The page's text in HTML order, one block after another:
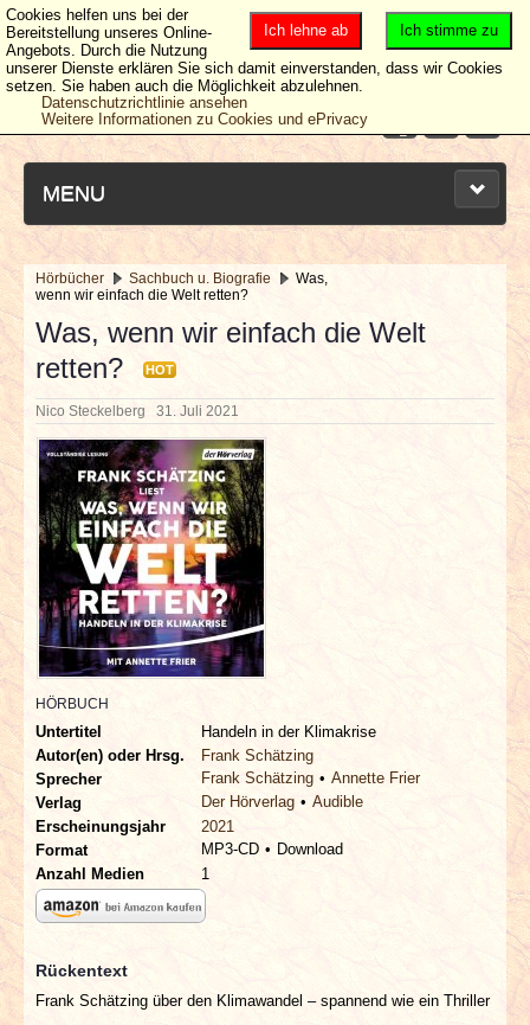
MENU
NEUESTE ARTIKEL
NEWS & DATES
BERICHTE
VERLOSUNGEN
INTERVIEWS
SPECIALS
REDAKTION
LINKS
ARCHIV
Hörbücher Sachbuch u. Biografie
Was,
wenn wir einfach die Welt retten?
Was, wenn wir einfach die Welt
retten?
HOT
Nico Steckelberg 31. Juli 2021
HÖRBUCH
Untertitel
Handeln in der Klimakrise
Autor(en) oder Hrsg.
Frank Schätzing
Sprecher
Frank Schätzing
Annette Frier
Verlag
Der Hörverlag
Audible
Erscheinungsjahr
2021
Format
MP3-CD
Download
Anzahl Medien
1
Rückentext
Frank Schätzing über den Klimawandel – spannend wie ein Thriller
Ich stimme zu
Ich lehne ab
Cookies helfen uns bei der
Bereitstellung unseres Online-
Angebots. Durch die Nutzung
unserer Dienste erklären Sie sich damit einverstanden, dass wir Cookies
setzen. Sie haben auch die Möglichkeit abzulehnen.
Datenschutzrichtlinie ansehen
Weitere Informationen zu Cookies und ePrivacy